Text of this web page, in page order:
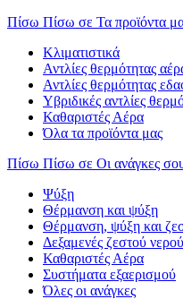
Πίσω Πίσω σε Τα προϊόντα
Κλιματιστικά
Αντλίες θερμότητας
Αντλίες θερμότητας
Υβριδικές αντλίες
Καθαριστές Αέρα
Όλα τα προϊόντα μας
Πίσω Πίσω σε Οι ανάγκες
Ψύξη
Θέρμανση και ψύξη
Θέρμανση, ψύξη και
Δεξαμενές ζεστού
Καθαριστές Αέρα
Συστήματα εξαερισμού
Όλες οι ανάγκες